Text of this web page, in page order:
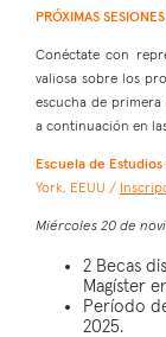
PRÓXIMAS
Conéctate con
valiosa sobre los
escucha de primera
a continuación en
Escuela de
York, EEUU /
Miércoles 20 de
2 Becas
Magíster
Período
2025.